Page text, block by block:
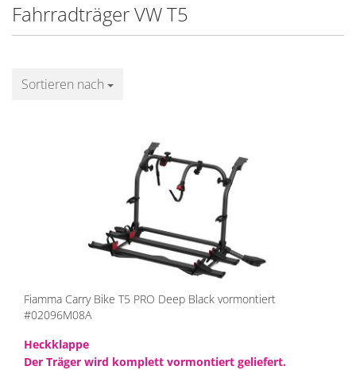
Fahrradträger VW T5
Sortieren nach
Sortieren nach
Fiamma Carry Bike T5 PRO Deep Black vormontiert
#02096M08A
Heckklappe
Der Träger wird komplett vormontiert geliefert.